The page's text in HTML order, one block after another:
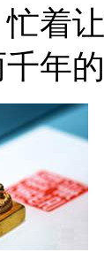
着
千年